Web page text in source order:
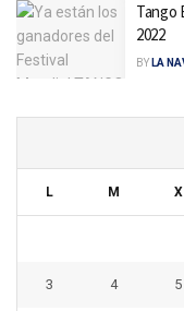
Tango
2022
BY LA
L M X
3 4 5